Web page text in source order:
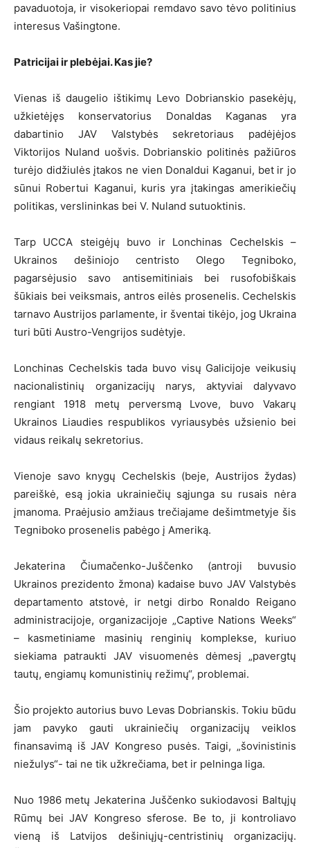
pavaduotoja, ir visokeriopai remdavo savo tėvo politinius
interesus Vašingtone.
Patricijai ir plebėjai. Kas jie?
Vienas iš daugelio ištikimų Levo Dobrianskio pasekėjų,
užkietėjęs konservatorius Donaldas Kaganas yra
dabartinio JAV Valstybės sekretoriaus padėjėjos
Viktorijos Nuland uošvis. Dobrianskio politinės pažiūros
turėjo didžiulės įtakos ne vien Donaldui Kaganui, bet ir jo
sūnui Robertui Kaganui, kuris yra įtakingas amerikiečių
politikas, verslininkas bei V. Nuland sutuoktinis.
Tarp UCCA steigėjų buvo ir Lonchinas Cechelskis –
Ukrainos dešiniojo centristo Olego Tegniboko,
pagarsėjusio savo antisemitiniais bei rusofobiškais
šūkiais bei veiksmais, antros eilės prosenelis. Cechelskis
tarnavo Austrijos parlamente, ir šventai tikėjo, jog Ukraina
turi būti Austro-Vengrijos sudėtyje.
Lonchinas Cechelskis tada buvo visų Galicijoje veikusių
nacionalistinių organizacijų narys, aktyviai dalyvavo
rengiant 1918 metų perversmą Lvove, buvo Vakarų
Ukrainos Liaudies respublikos vyriausybės užsienio bei
vidaus reikalų sekretorius.
Vienoje savo knygų Cechelskis (beje, Austrijos žydas)
pareiškė, esą jokia ukrainiečių sąjunga su rusais nėra
įmanoma. Praėjusio amžiaus trečiajame dešimtmetyje šis
Tegniboko prosenelis pabėgo į Ameriką.
Jekaterina Čiumačenko-Juščenko (antroji buvusio
Ukrainos prezidento žmona) kadaise buvo JAV Valstybės
departamento atstovė, ir netgi dirbo Ronaldo Reigano
administracijoje, organizacijoje „Captive Nations Weeks“
– kasmetiniame masinių renginių komplekse, kuriuo
siekiama patraukti JAV visuomenės dėmesį „pavergtų
tautų, engiamų komunistinių režimų“, problemai.
Šio projekto autorius buvo Levas Dobrianskis. Tokiu būdu
jam pavyko gauti ukrainiečių organizacijų veiklos
finansavimą iš JAV Kongreso pusės. Taigi, „šovinistinis
niežulys“- tai ne tik užkrečiama, bet ir pelninga liga.
Nuo 1986 metų Jekaterina Juščenko sukiodavosi Baltųjų
Rūmų bei JAV Kongreso sferose. Be to, ji kontroliavo
vieną iš Latvijos dešiniųjų-centristinių organizacijų.